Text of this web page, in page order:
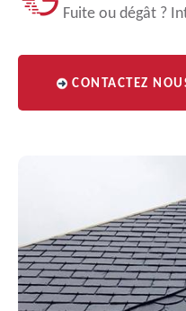
Fuite ou dégât ?
CONTACTEZ